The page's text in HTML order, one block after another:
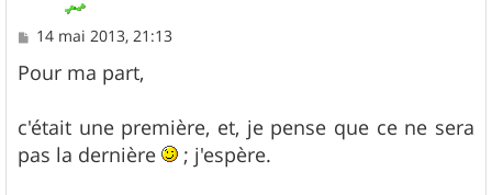
M
s
s
g
e
14 mai 2013, 21:13
Pour ma part,
c'était une première, et, je pense que ce ne sera
pas la dernière
; j'espère.